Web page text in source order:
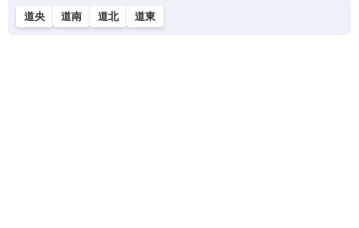
道央 道南 道北 道東